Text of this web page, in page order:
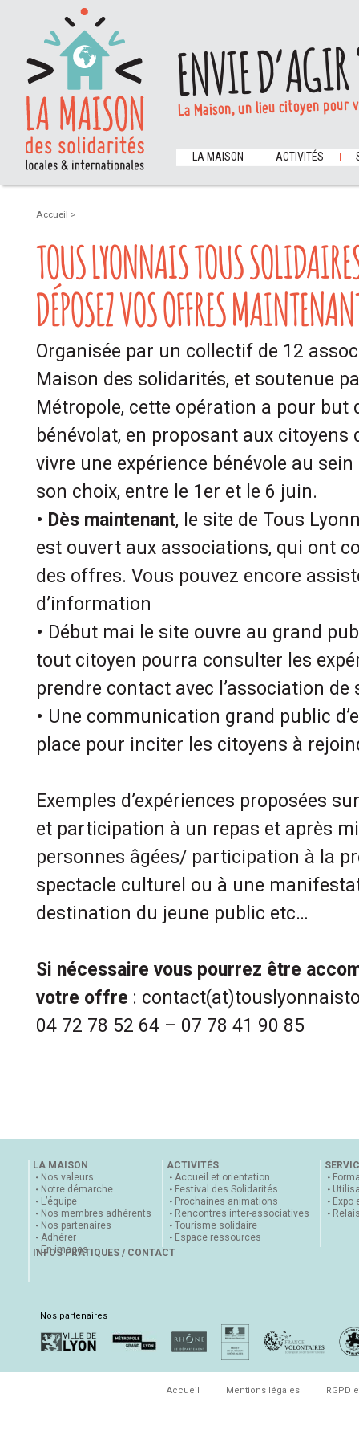
ENVIE
La Maison, un lieu citoyen
LA MAISON ACTIVITÉS
Accueil >
TOUS LYONNAIS TOUS
DÉPOSEZ VOS OFFRES
Organisée par un collectif de 12
Maison des solidarités, et soutenue
Métropole, cette opération a pour but
bénévolat, en proposant aux citoyens
vivre une expérience bénévole au
son choix, entre le 1er et le 6 juin.
• Dès maintenant, le site de Tous
est ouvert aux associations, qui ont
des offres. Vous pouvez encore
d’information
• Début mai le site ouvre au grand
tout citoyen pourra consulter les
prendre contact avec l’association de
• Une communication grand public
place pour inciter les citoyens à
Exemples d’expériences proposées
et participation à un repas et après
personnes âgées/ participation à la
spectacle culturel ou à une
destination du jeune public etc…
Si nécessaire vous pourrez être
votre offre :
04 72 78 52 64 – 07 78 41 90 85
LA MAISON
Nos valeurs
Notre démarche
L’équipe
Nos membres adhérents
Nos partenaires
Adhérer
En images
ACTIVITÉS
Accueil et orientation
Festival des Solidarités
Prochaines animations
Rencontres inter-associatives
Tourisme solidaire
Espace ressources
Expo
INFOS PRATIQUES / CONTACT
Nos partenaires
Accueil Mentions légales RGPD